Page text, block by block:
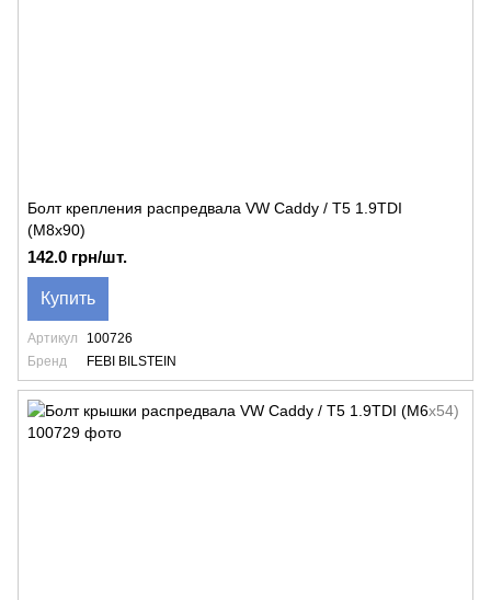
Болт крепления распредвала VW Caddy / T5 1.9TDI
(M8x90)
142.0 грн/шт.
Купить
Артикул
100726
Бренд
FEBI BILSTEIN